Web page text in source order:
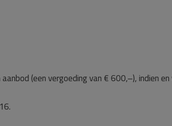
(een vergoeding van € 600,–), indien